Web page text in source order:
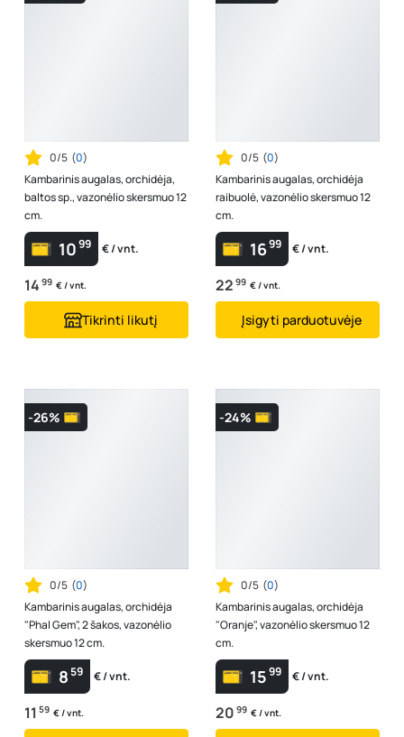
0/5 (0)
Kambarinis augalas, orchidėja,
baltos sp., vazonėlio skersmuo 12
cm.
1099 € / vnt.
14 99 € / vnt.
Tikrinti likutį
0/5 (0)
Kambarinis augalas, orchidėja
raibuolė, vazonėlio skersmuo 12
cm.
1699 € / vnt.
22 99 € / vnt.
Įsigyti parduotuvėje
-26%
0/5 (0)
Kambarinis augalas, orchidėja
"Phal Gem", 2 šakos, vazonėlio
skersmuo 12 cm.
859 € / vnt.
11 59 € / vnt.
-24%
0/5 (0)
Kambarinis augalas, orchidėja
"Oranje", vazonėlio skersmuo 12
cm.
1599 € / vnt.
20 99 € / vnt.